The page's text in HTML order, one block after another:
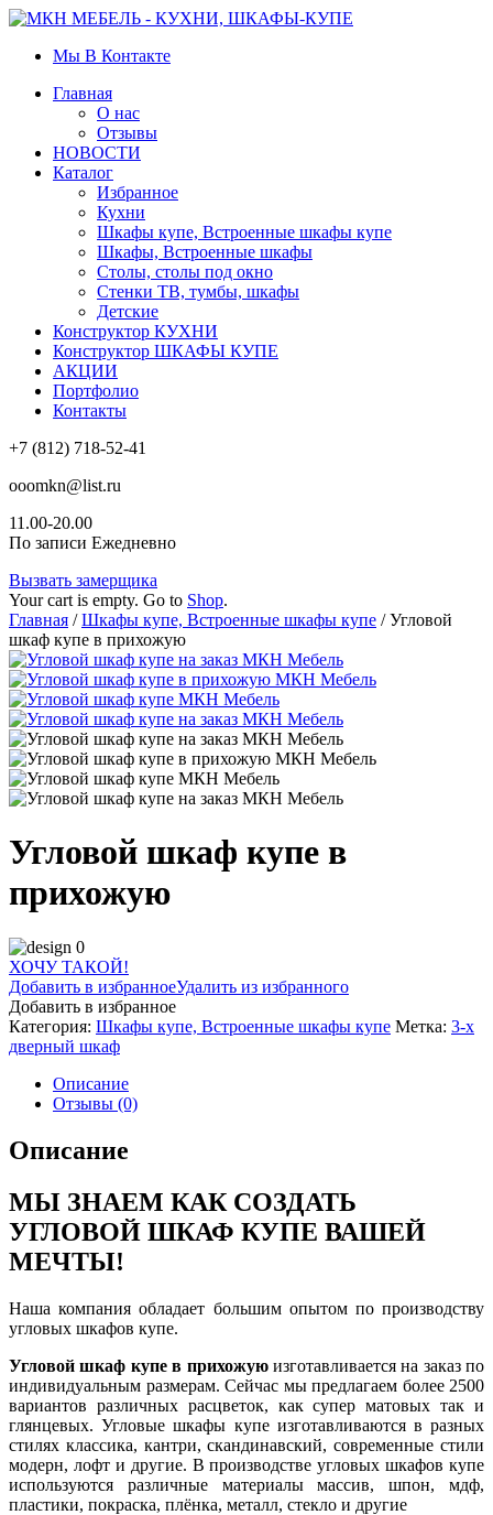
Мы В Контакте
Главная
О нас
Отзывы
НОВОСТИ
Каталог
Избранное
Кухни
Шкафы купе, Встроенные шкафы купе
Шкафы, Встроенные шкафы
Столы, столы под окно
Стенки ТВ, тумбы, шкафы
Детские
Конструктор КУХНИ
Конструктор ШКАФЫ КУПЕ
АКЦИИ
Портфолио
Контакты
+7 (812) 718-52-41
ooomkn@list.ru
11.00-20.00
По записи Ежедневно
Вызвать замерщика
Your cart is empty. Go to Shop.
Главная /Шкафы купе, Встроенные шкафы купе / Угловой
шкаф купе в прихожую
Угловой шкаф купе в
прихожую
ХОЧУ ТАКОЙ!
Добавить в избранноеУдалить из избранного
Добавить в избранное
Категория: Шкафы купе, Встроенные шкафы купе Метка: 3-х
дверный шкаф
Описание
Отзывы (0)
Описание
МЫ ЗНАЕМ КАК СОЗДАТЬ
УГЛОВОЙ ШКАФ КУПЕ ВАШЕЙ
МЕЧТЫ!
Наша компания обладает большим опытом по производству
угловых шкафов купе.
Угловой шкаф купе в прихожуюизготавливается на заказ по
индивидуальным размерам. Сейчас мы предлагаем более 2500
вариантов различных расцветок, как супер матовых так и
глянцевых. Угловые шкафы купе изготавливаются в разных
стилях классика, кантри, скандинавский, современные стили
модерн, лофт и другие. В производстве угловых шкафов купе
используются различные материалы массив, шпон, мдф,
пластики, покраска, плёнка, металл, стекло и другие